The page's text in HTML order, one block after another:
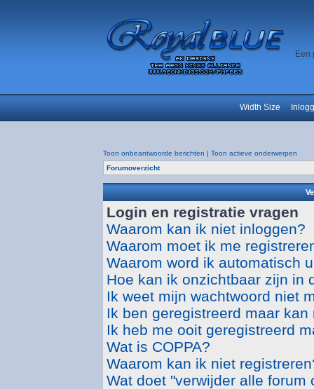
Een
Width Size
Toon onbeantwoorde berichten | Toon actieve onderwerpen
Forumoverzicht
Login en registratie vragen
Waarom kan ik niet inloggen?
Waarom moet ik me
Waarom word ik automatisch
Hoe kan ik onzichtbaar zijn in
Ik weet mijn wachtwoord niet
Ik ben geregistreerd maar kan
Ik heb me ooit geregistreerd
Wat is COPPA?
Waarom kan ik niet
Wat doet "verwijder alle forum